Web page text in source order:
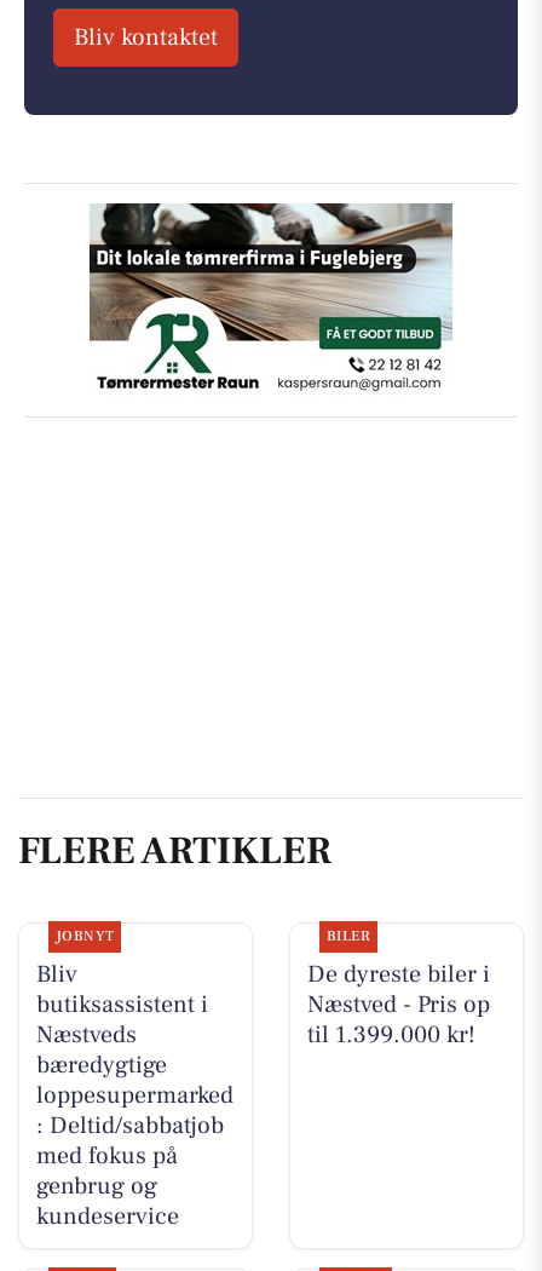
Bliv kontaktet
FLERE ARTIKLER
JOBNYT
Bliv
butiksassistent i
Næstveds
bæredygtige
loppesupermarked
: Deltid/sabbatjob
med fokus på
genbrug og
kundeservice
BILER
De dyreste biler i
Næstved - Pris op
til 1.399.000 kr!